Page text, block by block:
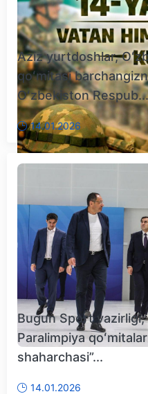
Aziz yurtdoshlar,
qoʻmitasi
Oʻzbekiston Respub...
14.01.2026
Bugun Sport vazirligi,
Paralimpiya
shaharchasi”...
14.01.2026